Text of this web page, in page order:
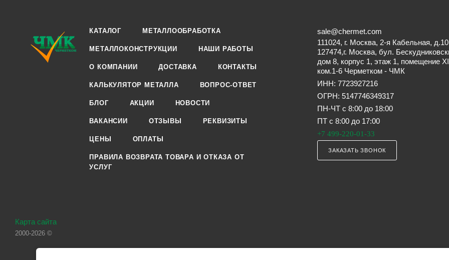
КАТАЛОГ МЕТАЛЛООБРАБОТКА
МЕТАЛЛОКОНСТРУКЦИИ НАШИ РАБОТЫ
О КОМПАНИИ ДОСТАВКА КОНТАКТЫ
КАЛЬКУЛЯТОР МЕТАЛЛА ВОПРОС-ОТВЕТ
БЛОГ АКЦИИ НОВОСТИ
ВАКАНСИИ ОТЗЫВЫ РЕКВИЗИТЫ
ЦЕНЫ ОПЛАТЫ
ПРАВИЛА ВОЗВРАТА ТОВАРА И ОТКАЗА ОТ
УСЛУГ
sale@chermet.com
111024, г. Москва, 2-я Кабельная, д.10
127474,г. Москва, бул.
дом 8, корпус 1, этаж 1, помещение
ком.1-6 Черметком - ЧМК
ИНН: 7723927216
ОГРН: 5147746349317
ПН-ЧТ с 8:00 до 18:00
ПТ с 8:00 до 17:00
+7 499-220-01-33
ЗАКАЗАТЬ ЗВОНОК
Карта сайта
2000-2026 ©